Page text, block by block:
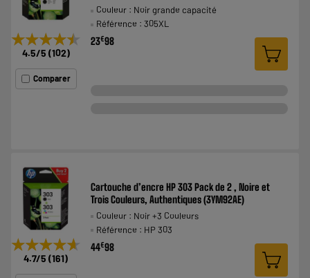
★★★★★
★★★★★
4.5/5 (102)
Comparer
Couleur : Noir grande capacité
Référence : 305XL
23€98
★★★★★
★★★★★
4.7/5 (161)
Cartouche d’encre HP 303 Pack de 2 , Noire et
Trois Couleurs, Authentiques (3YM92AE)
Couleur : Noir +3 Couleurs
Référence : HP 303
44€98